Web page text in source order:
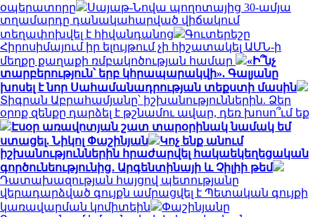
օպերատորը
Սայաթ-Նովա պողոտայից 30-ամյա
տղամարդը դանակահարված վիճակում
տեղափոխվել է հիվանդանոց
Գուտերեշը
Հիրոսիմայում իր ելույթում չի հիշատակել ԱՄՆ-ի
մեղքը քաղաքի ռմբակոծության համար
«Ի՞նչ
տարբերություն՝ երբ կհրապարակվի». Գալյանը
խոսել է նոր Սահամանադրության տեքստի մասին
Տիգրան Աբրահամյանը՝ իշխանություններին. Ձեր
օրոք զենքը դարձել է թշնամու ավար, դեռ խոսո՞ւմ եք
Էսօր առավոտյան շատ տարօրինակ նամակ եմ
ստացել. Նիկոլ Փաշինյան
Կոչ ենք անում
իշխանություններին հրաժարվել հակաեկեղեցական
գործունեությունից․ Արգենտինայի և Չիլիի թեմ
Դատախազության հայցով պետությանը
վերադարձված գույքն ամրացվել է Պետական գույքի
կառավարման կոմիտեին
Փաշինյանը